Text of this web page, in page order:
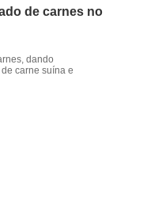
de carnes no
dando
carne suína e